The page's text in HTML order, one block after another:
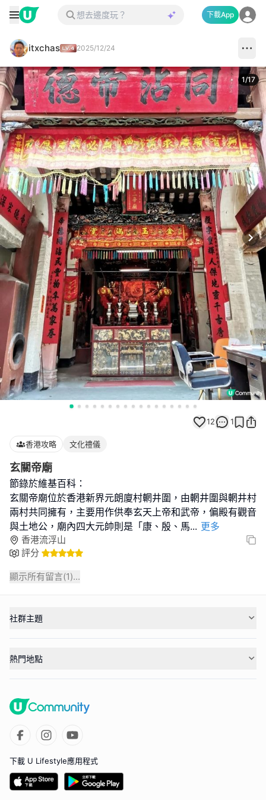
下載App
itxchas 2025/12/24
1/17
12 1
香港攻略 文化禮儀
玄關帝廟
節錄於維基百科：
玄關帝廟位於香港新界元朗廈村輞井圍，由輞井圍與輞井村
兩村共同擁有，主要用作供奉玄天上帝和武帝，偏殿有觀音
與土地公，廟內四大元帥則是「康、殷、馬... 更多
香港流浮山
評分
顯示所有留言(1)...
社群主題
熱門地點
下載 U Lifestyle應用程式